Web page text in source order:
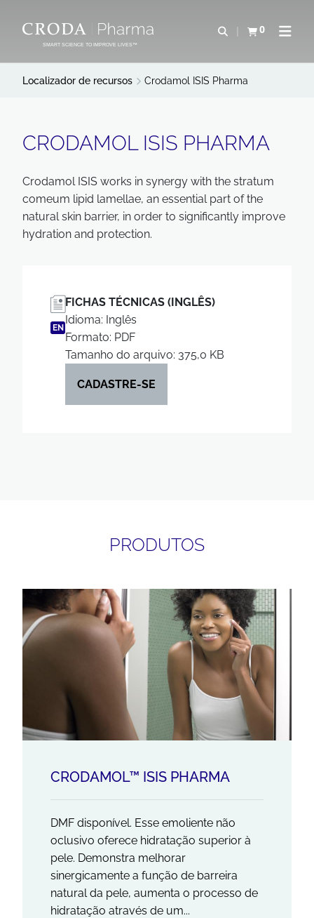
PARA
CONTEÚDO
PARA
MENU
SMART SCIENCE TO IMPROVE LIVES™
Abrir pesquisa
0
Exibir cestaAbrir
Localizador de recursos Crodamol ISIS Pharma
CRODAMOL ISIS PHARMA
Crodamol ISIS works in synergy with the stratum
comeum lipid lamellae, an essential part of the
natural skin barrier, in order to significantly improve
hydration and protection.
EN
FICHAS TÉCNICAS (INGLÊS)
Idioma: Inglês
Formato: PDF
Tamanho do arquivo: 375,0 KB
CADASTRE-SE
PRODUTOS
CRODAMOL™ ISIS PHARMA
DMF disponível. Esse emoliente não
oclusivo oferece hidratação superior à
pele. Demonstra melhorar
sinergicamente a função de barreira
natural da pele, aumenta o processo de
hidratação através de um...